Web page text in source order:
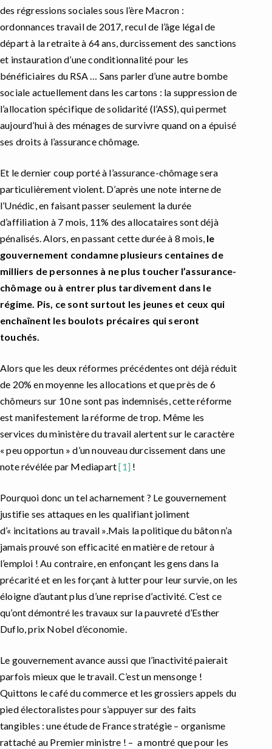
des régressions sociales sous l’ère Macron :
ordonnances travail de 2017, recul de l’âge légal de
départ à la retraite à 64 ans, durcissement des sanctions
et instauration d’une conditionnalité pour les
bénéficiaires du RSA … Sans parler d’une autre bombe
sociale actuellement dans les cartons : la suppression de
l’allocation spécifique de solidarité (l’ASS), qui permet
aujourd’hui à des ménages de survivre quand on a épuisé
ses droits à l’assurance chômage.
Et le dernier coup porté à l’assurance-chômage sera
particulièrement violent. D’après une note interne de
l’Unédic, en faisant passer seulement la durée
d’affiliation à 7 mois, 11% des allocataires sont déjà
pénalisés. Alors, en passant cette durée à 8 mois, le
gouvernement condamne plusieurs centaines de
milliers de personnes à ne plus toucher l’assurance-
chômage ou à entrer plus tardivement dans le
régime. Pis, ce sont surtout les jeunes et ceux qui
enchaînent les boulots précaires qui seront
touchés.
Alors que les deux réformes précédentes ont déjà réduit
de 20% en moyenne les allocations et que près de 6
chômeurs sur 10 ne sont pas indemnisés, cette réforme
est manifestement la réforme de trop. Même les
services du ministère du travail alertent sur le caractère
« peu opportun » d’un nouveau durcissement dans une
note révélée par Mediapart[1] !
Pourquoi donc un tel acharnement ? Le gouvernement
justifie ses attaques en les qualifiant joliment
d’« incitations au travail ».Mais la politique du bâton n’a
jamais prouvé son efficacité en matière de retour à
l’emploi ! Au contraire, en enfonçant les gens dans la
précarité et en les forçant à lutter pour leur survie, on les
éloigne d’autant plus d’une reprise d’activité. C’est ce
qu’ont démontré les travaux sur la pauvreté d’Esther
Duflo, prix Nobel d’économie.
Le gouvernement avance aussi que l’inactivité paierait
parfois mieux que le travail. C’est un mensonge !
Quittons le café du commerce et les grossiers appels du
pied électoralistes pour s’appuyer sur des faits
tangibles : une étude de France stratégie – organisme
rattaché au Premier ministre ! – a montré que pour les